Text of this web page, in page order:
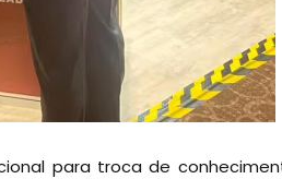
para troca de